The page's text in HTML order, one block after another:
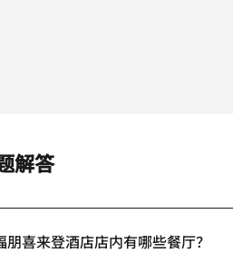
解答
朋喜来登酒店店内有哪些餐厅？